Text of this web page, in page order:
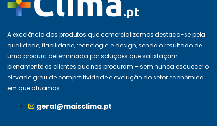
A excelência dos produtos que comercializamos destaca-se pela
qualidade, fiabilidade, tecnologia e design, sendo o resultado de
uma procura determinada por soluções que satisfaçam
plenamente os clientes que nos procuram – sem nunca esquecer o
elevado grau de competitividade e evolução do setor económico
em que atuamos.
geral@maisclima.pt